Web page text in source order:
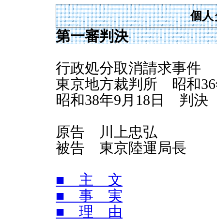
個人
第一審判決
行政処分取消請求事件
東京地方裁判所 昭和36
昭和38年9月18日 判決
原告 川上忠弘
被告 東京陸運局長
■ 主 文
■ 事 実
■ 理 由